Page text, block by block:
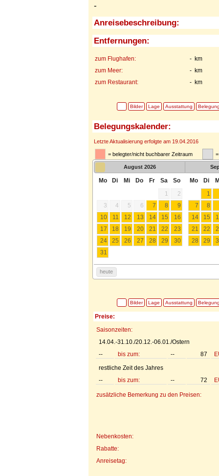
-
Anreisebeschreibung:
Entfernungen:
- km
zum Flughafen:
- km
zum Meer:
- km
zum Restaurant:
Bilder Lage Ausstattung
Belegungskalender:
Letzte Aktualisierung erfolgte am 19.04.2016
= belegter/nicht buchbarer Zeitraum
August 2026
Mo Di Mi Do Fr Sa
So
1
2
3
4 5 6 7 8
9
10
11 12 13 14 15
16
17
18 19 20 21 22
23
24
25 26 27 28 29
30
31
Mo Di
1
7
8
14
15
21
22
28
29
heute
Bilder Lage Ausstattung
Preise:
Saisonzeiten:
14.04.-31.10./20.12.-06.01./Ostern
--
bis zum: -- 87
restliche Zeit des Jahres
--
bis zum: -- 72
zusätzliche Bemerkung zu den Preisen:
Nebenkosten:
Rabatte:
Anreisetag: